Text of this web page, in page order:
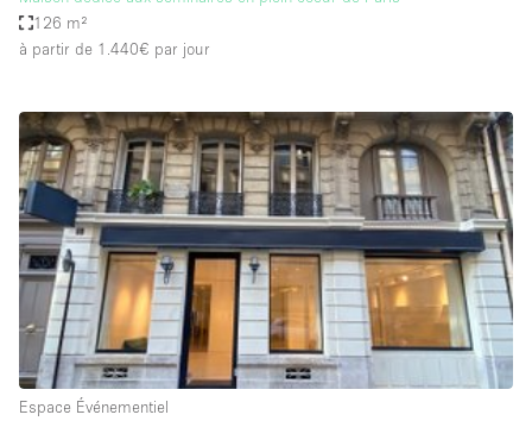
Mobilier
Parking Privé
Portants
Presentoir Vitrine
Rooftop / Terrasse
Réserve
Salle de Bain
Smoking Area
Soundproof
126 m²
à partir de 1.440€ par jour
Espace Événementiel